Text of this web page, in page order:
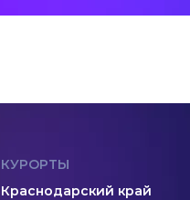
КУРОРТЫ
Краснодарский край